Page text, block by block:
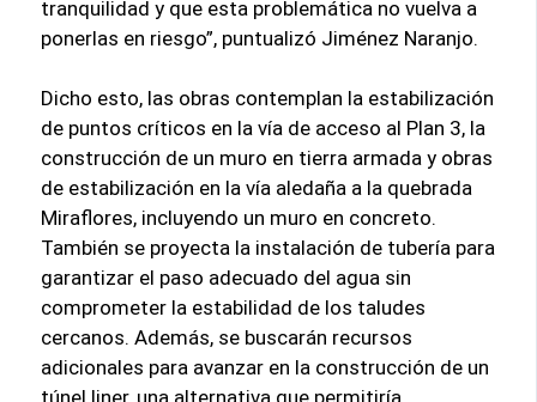
tranquilidad y que esta problemática no vuelva a
ponerlas en riesgo”, puntualizó Jiménez Naranjo.
Dicho esto, las obras contemplan la estabilización
de puntos críticos en la vía de acceso al Plan 3, la
construcción de un muro en tierra armada y obras
de estabilización en la vía aledaña a la quebrada
Miraflores, incluyendo un muro en concreto.
También se proyecta la instalación de tubería para
garantizar el paso adecuado del agua sin
comprometer la estabilidad de los taludes
cercanos. Además, se buscarán recursos
adicionales para avanzar en la construcción de un